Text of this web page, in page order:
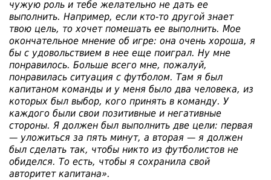
чужую роль и тебе желательно не дать ее
выполнить. Например, если кто-то другой знает
твою цель, то хочет помешать ее выполнить. Мое
окончательное мнение об игре: она очень хороша, я
бы с удовольствием в нее еще поиграл. Ну мне
понравилось. Больше всего мне, пожалуй,
понравилась ситуация с футболом. Там я был
капитаном команды и у меня было два человека, из
которых был выбор, кого принять в команду. У
каждого были свои позитивные и негативные
стороны. Я должен был выполнить две цели: первая
— уложиться за пять минут, а вторая — я должен
был сделать так, чтобы никто из футболистов не
обиделся. То есть, чтобы я сохранила свой
авторитет капитана».